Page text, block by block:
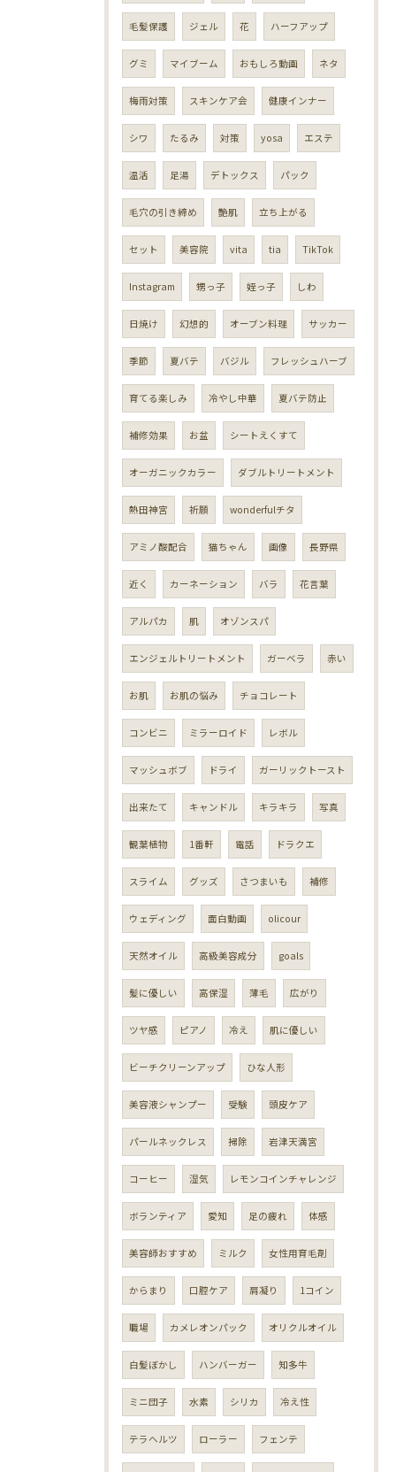
毛髪保護 ジェル 花 ハーフアップ
グミ マイブーム おもしろ動画 ネタ
梅雨対策 スキンケア会 健康インナー
シワ たるみ 対策 yosa エステ
温活 足湯 デトックス パック
毛穴の引き締め 艶肌 立ち上がる
セット 美容院 vita tia TikTok
Instagram 甥っ子 姪っ子 しわ
日焼け 幻想的 オーブン料理 サッカー
季節 夏バテ バジル フレッシュハーブ
育てる楽しみ 冷やし中華 夏バテ防止
補修効果 お盆 シートえくすて
オーガニックカラー ダブルトリートメント
熱田神宮 祈願 wonderfulチタ
アミノ酸配合 猫ちゃん 画像 長野県
近く カーネーション バラ 花言葉
アルパカ 肌 オゾンスパ
エンジェルトリートメント ガーベラ 赤い
お肌 お肌の悩み チョコレート
コンビニ ミラーロイド レボル
マッシュボブ ドライ ガーリックトースト
出来たて キャンドル キラキラ 写真
観葉植物 1番軒 電話 ドラクエ
スライム グッズ さつまいも 補修
ウェディング 面白動画 olicour
天然オイル 高級美容成分 goals
髪に優しい 高保湿 薄毛 広がり
ツヤ感 ピアノ 冷え 肌に優しい
ビーチクリーンアップ ひな人形
美容液シャンプー 受験 頭皮ケア
パールネックレス 掃除 岩津天満宮
コーヒー 湿気 レモンコインチャレンジ
ボランティア 愛知 足の疲れ 体感
美容師おすすめ ミルク 女性用育毛剤
からまり 口腔ケア 肩凝り 1コイン
職場 カメレオンパック オリクルオイル
白髪ぼかし ハンバーガー 知多牛
ミニ団子 水素 シリカ 冷え性
テラヘルツ ローラー フェンテ